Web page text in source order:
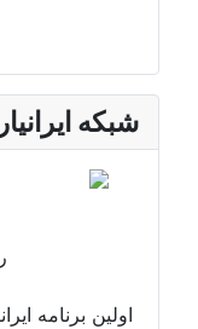
شبکه ایرانیاران
روی
اولین برنامه